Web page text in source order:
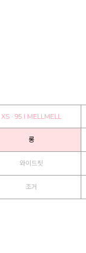
XS · 95 I MELLMELL
롱
와이드핏
조거